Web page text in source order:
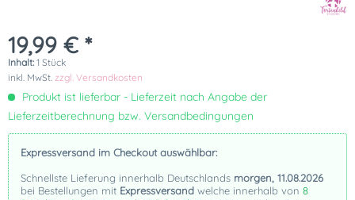
19,99 € *
Inhalt: 1 Stück
inkl. MwSt. zzgl. Versandkosten
Produkt ist lieferbar - Lieferzeit nach Angabe der
Lieferzeitberechnung bzw. Versandbedingungen
Expressversand im Checkout auswählbar:
Schnellste Lieferung innerhalb Deutschlands morgen, 11.08.2026
bei Bestellungen mit Expressversand welche innerhalb von 8